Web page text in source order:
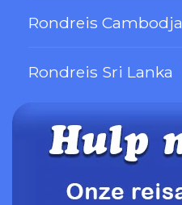
Rondreis Cambodja
Rondreis Sri Lanka